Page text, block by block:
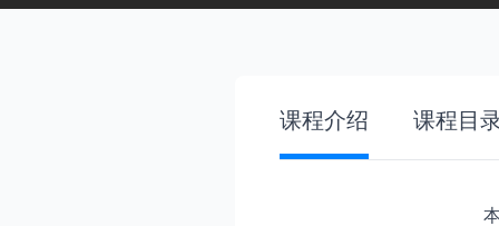
课程介绍 课程目